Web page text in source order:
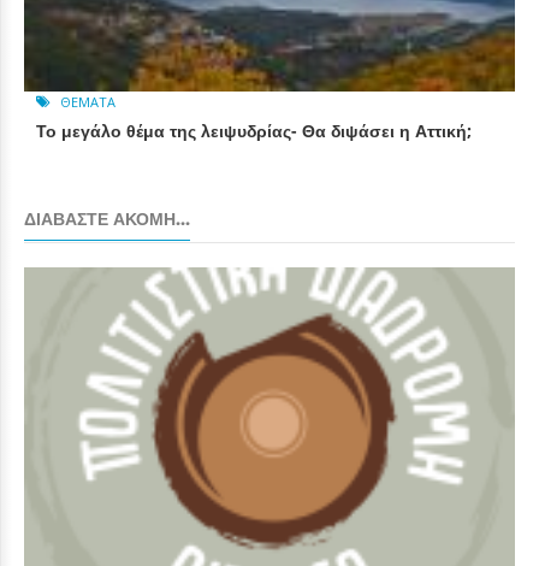
ΘΈΜΑΤΑ
Το μεγάλο θέμα της λειψυδρίας- Θα διψάσει η Αττική;
ΔΙΑΒΆΣΤΕ ΑΚΌΜΗ...